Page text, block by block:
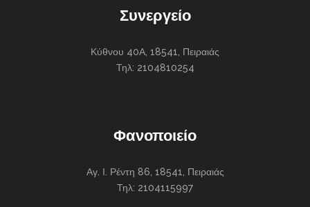
Συνεργείο
Κύθνου 40Α, 18541, Πειραιάς
Τηλ: 2104810254
Φανοποιείο
Αγ. Ι. Ρέντη 86, 18541, Πειραιάς
Τηλ: 2104115997